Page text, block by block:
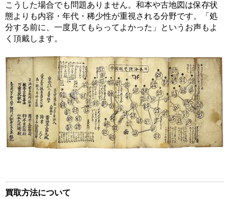
こうした場合でも問題ありません。和本や古地図は保存状
態よりも内容・年代・稀少性が重視される分野です。「処
分する前に、一度見てもらってよかった」というお声もよ
く頂戴します。
買取方法について